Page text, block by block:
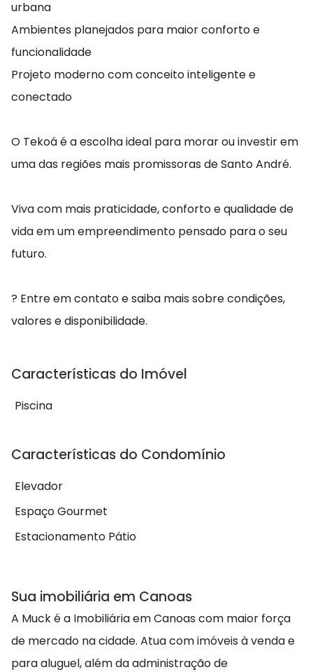
urbana
Ambientes planejados para maior conforto e
funcionalidade
Projeto moderno com conceito inteligente e
conectado
O Tekoá é a escolha ideal para morar ou investir em
uma das regiões mais promissoras de Santo André.
Viva com mais praticidade, conforto e qualidade de
vida em um empreendimento pensado para o seu
futuro.
? Entre em contato e saiba mais sobre condições,
valores e disponibilidade.
Características do Imóvel
Piscina
Características do Condomínio
Elevador
Espaço Gourmet
Estacionamento Pátio
Sua imobiliária em Canoas
A Muck é a Imobiliária em Canoas com maior força
de mercado na cidade. Atua com imóveis à venda e
para aluguel, além da administração de